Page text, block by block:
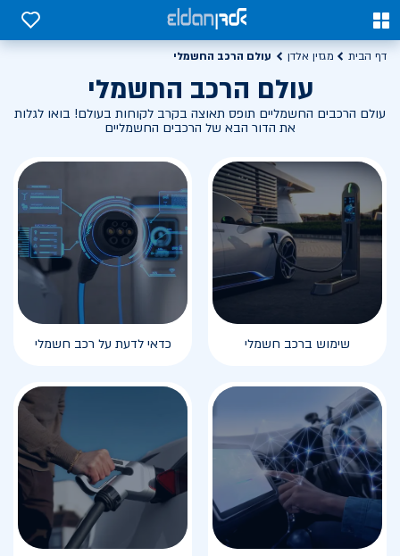
0
0
דף הבית מגזין אלדן עולם הרכב החשמלי
עולם הרכב החשמלי
עולם הרכבים החשמליים תופס תאוצה בקרב לקוחות בעולם! בואו לגלות
את הדור הבא של הרכבים החשמליים
שימוש ברכב חשמלי כדאי לדעת על רכב חשמלי